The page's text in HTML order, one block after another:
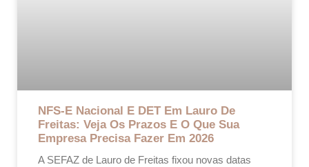
NFS-E Nacional E DET Em Lauro De
Freitas: Veja Os Prazos E O Que Sua
Empresa Precisa Fazer Em 2026
A SEFAZ de Lauro de Freitas fixou novas datas